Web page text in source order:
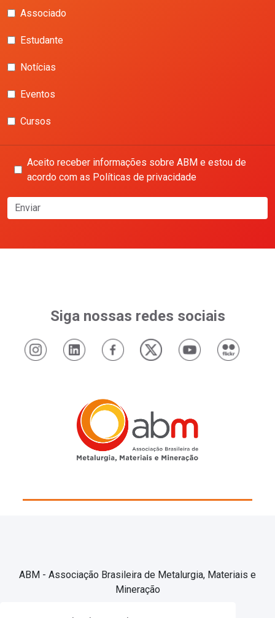
Associado
Estudante
Notícias
Eventos
Cursos
Aceito receber informações sobre ABM e estou de
acordo com as Políticas de privacidade
Enviar
Siga nossas redes sociais
ABM - Associação Brasileira de Metalurgia, Materiais e
Mineração